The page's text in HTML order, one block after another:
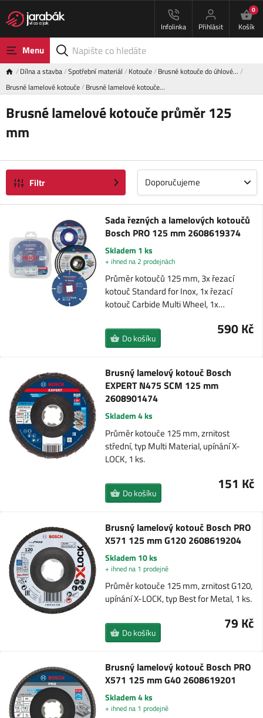
Infolinka Přihlásit
0
Košík
Menu
Dílna a stavba Spotřební materiál Kotouče Brusné kotouče do úhlové…
Brusné lamelové kotouče Brusné lamelové kotouče…
Brusné lamelové kotouče průměr 125
mm
Filtr Doporučujeme
Sada řezných a lamelových kotoučů
Bosch PRO 125 mm 2608619374
Skladem 1 ks
+ ihned na 2 prodejnách
Průměr kotoučů 125 mm, 3x řezací
kotouč Standard for Inox, 1x řezací
kotouč Carbide Multi Wheel, 1x…
590 Kč
Do košíku
Brusný lamelový kotouč Bosch
EXPERT N475 SCM 125 mm
2608901474
Skladem 4 ks
Průměr kotouče 125 mm, zrnitost
střední, typ Multi Material, upínání X-
LOCK, 1 ks.
151 Kč
Do košíku
Brusný lamelový kotouč Bosch PRO
X571 125 mm G120 2608619204
Skladem 10 ks
+ ihned na 1 prodejně
Průměr kotouče 125 mm, zrnitost G120,
upínání X-LOCK, typ Best for Metal, 1 ks.
79 Kč
Do košíku
Brusný lamelový kotouč Bosch PRO
X571 125 mm G40 2608619201
Skladem 4 ks
+ ihned na 1 prodejně